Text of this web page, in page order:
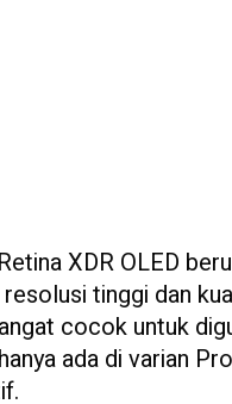
XDR OLED
tinggi dan
cocok untuk
ada di varian